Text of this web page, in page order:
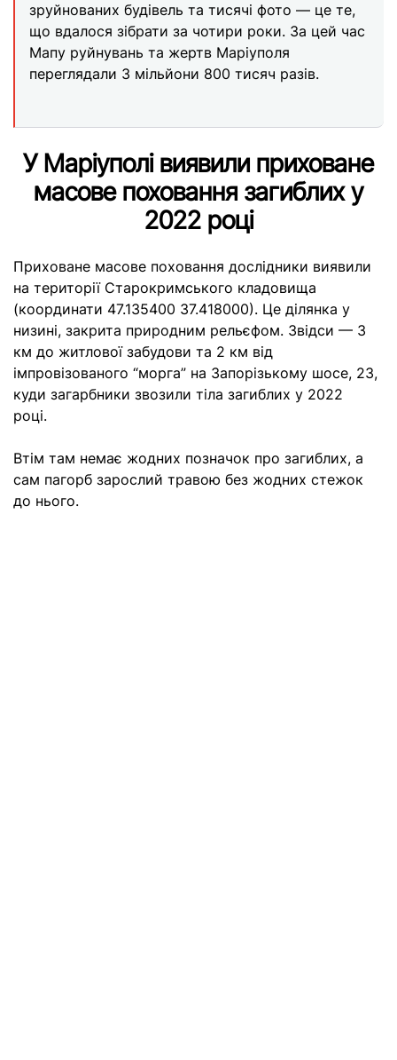
зруйнованих будівель та тисячі фото — це те,
що вдалося зібрати за чотири роки. За цей час
Мапу руйнувань та жертв Маріуполя
переглядали 3 мільйони 800 тисяч разів.
У Маріуполі виявили приховане
масове поховання загиблих у
2022 році
Приховане масове поховання дослідники виявили
на території Старокримського кладовища
(координати 47.135400 37.418000). Це ділянка у
низині, закрита природним рельєфом. Звідси — 3
км до житлової забудови та 2 км від
імпровізованого “морга” на Запорізькому шосе, 23,
куди загарбники звозили тіла загиблих у 2022
році.
Втім там немає жодних позначок про загиблих, а
сам пагорб зарослий травою без жодних стежок
до нього.